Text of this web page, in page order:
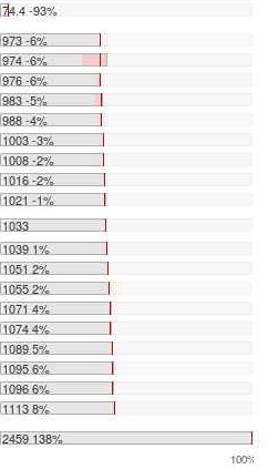
74.4 -93%
973 -6%
974 -6%
976 -6%
983 -5%
988 -4%
1003 -3%
1008 -2%
1016 -2%
1021 -1%
1033
1039 1%
1051 2%
1055 2%
1071 4%
1074 4%
1089 5%
1095 6%
1096 6%
1113 8%
2459 138%
100%